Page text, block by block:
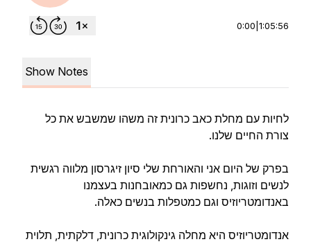
0:00 1:05:56
Show Notes
לחיות עם מחלת כאב כרונית זה משהו שמשבש את כל
צורת החיים שלנו.
בפרק של היום אני והאורחת שלי סיון זיגרסון מלווה רגשית
לנשים וזוגות, נחשפות גם כמאובחנות בעצמנו
באנדומטריוזיס וגם כמטפלות בנשים כאלה.
אנדומטריוזיס היא מחלה גינקולוגית כרונית, דלקתית, תלוית